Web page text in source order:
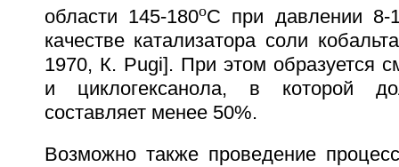
области 145-180oС при давлении 8-
качестве катализатора соли
1970, К. Pugi]. При этом образуется
и циклогексанола, в которой
составляет менее 50%.
Возможно также проведение